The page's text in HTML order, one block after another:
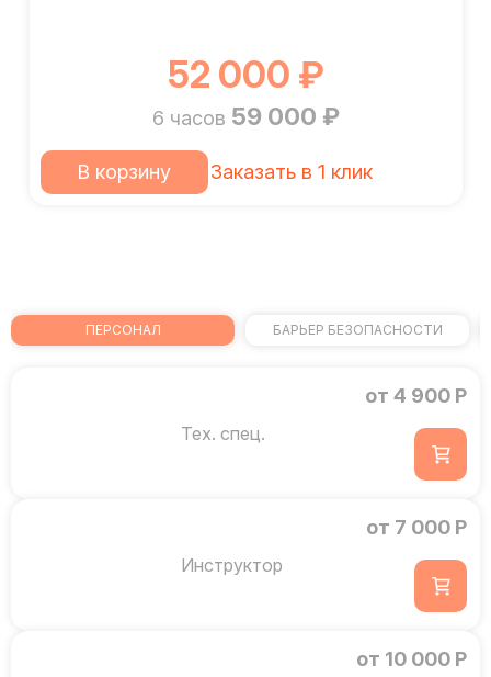
52 000 ₽
6 часов 59 000 ₽
В корзину Заказать в 1 клик
ПЕРСОНАЛ БАРЬЕР БЕЗОПАСНОСТИ
Тех. спец.
от 4 900 Р
Инструктор
от 7 000 Р
от 10 000 Р